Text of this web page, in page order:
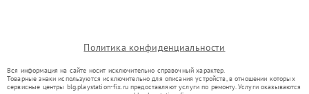
Политика конфиденциальности
Вся информация на сайте носит исключительно справочный характер.
Товарные знаки используются исключительно для описания устройств, в отношении которых
сервисные центры blg.playstation-fix.ru предоставляют услуги по ремонту. Услуги оказываются